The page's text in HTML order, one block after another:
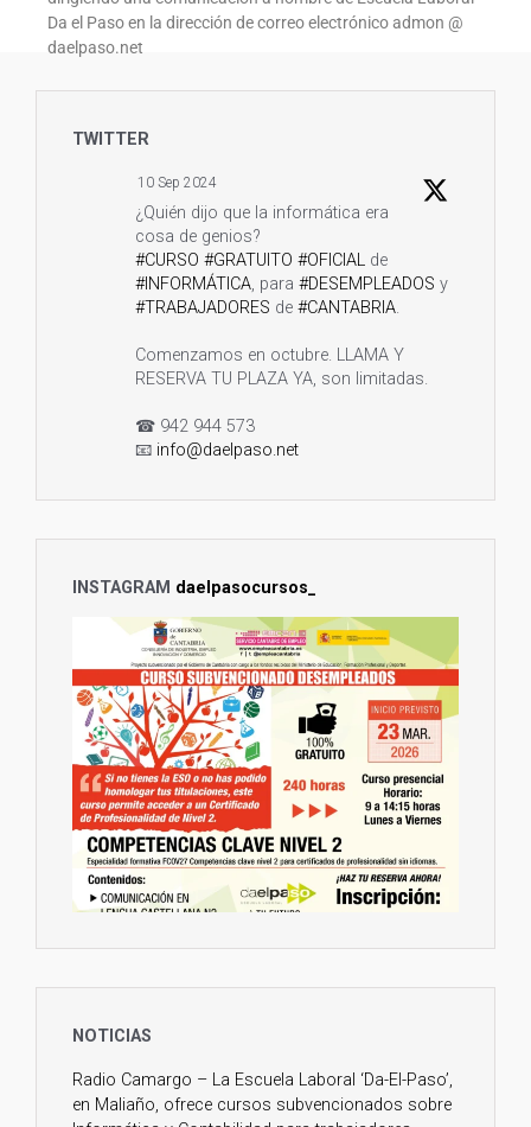
Da el Paso en la dirección de correo electrónico admon @
daelpaso.net
TWITTER
10 Sep 2024
¿Quién dijo que la informática era
cosa de genios?
#CURSO #GRATUITO #OFICIAL de
#INFORMÁTICA, para #DESEMPLEADOS y
#TRABAJADORES de #CANTABRIA.
Comenzamos en octubre. LLAMA Y
RESERVA TU PLAZA YA, son limitadas.
☎ 942 944 573
📧 info@daelpaso.net
informaticos-cantabria-i...
1 3
12 Ago 2024
¡Aprovecha esta oportunidad!
#CURSO #GRATUITO #SUBVENCIONADO
de#AUXILIAR #ADMINISTRATIVO, para
#DESEMPLEADOS
#TRABAJADORESde
#CANTABRIA.
Comenzamos en septiembre. LLAMA Y
RESERVA TU PLAZA YA, son limitadas.
☎ 942 944 573
📧info@daelpaso.net
🌐https://daelpaso.net/curso-auxiliar-
administrativo-cantabria...
1 2 Twitter
Feliz Año Nuevo!
Por un 2024 lleno de nuevas esperanzas
y oportunidades.
INSTAGRAM daelpasocursos_
NOTICIAS
Radio Camargo – La Escuela Laboral ‘Da-El-Paso’,
en Maliaño, ofrece cursos subvencionados sobre